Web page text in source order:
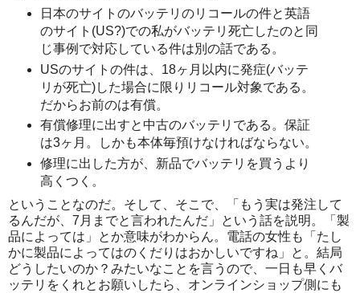
日本のサイトのバッテリのリコールの件と英語
のサイト(US?)での私がバッテリ死亡したのと同
じ事例で対応している件は別の話である。
USのサイトの件は、18ヶ月以内に発症(バッテ
リが死亡)した場合に限りリコール対象である。
だからお前のは有償。
有償修理に出すと中古のバッテリである。保証
は3ヶ月。しかも本体毎預けなければならない。
修理に出した方が、新品でバッテリを買うより
高くつく。
ということなのだ。そして、そこで、「もう実は発注して
るんだが、7月までと言われたんだ」という話を説明。「製
品によっては」とか意味がわからん。電話の女性も「たし
かに製品によってはのくだりはおかしいですね」と。結局
どうしたいのか？みたいなことを言うので、一日も早くバ
ッテリをくれとお願いしたら、オンラインショップ側にも